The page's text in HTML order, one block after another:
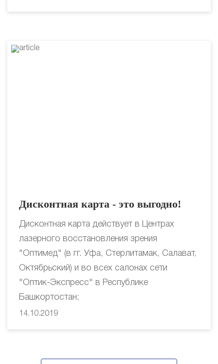
Дисконтная карта - это выгодно!
Дисконтная карта действует в Центрах
лазерного восстановления зрения
"Оптимед" (в гг. Уфа, Стерлитамак, Салават,
Октябрьский) и во всех салонах сети
"Оптик-Экспресс" в Республике
Башкортостан;
14.10.2019